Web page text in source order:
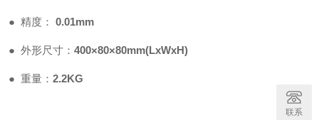
● 精度： 0.01mm
● 外形尺寸： 400×80×80mm(LxWxH)
● 重量： 2.2KG
联系